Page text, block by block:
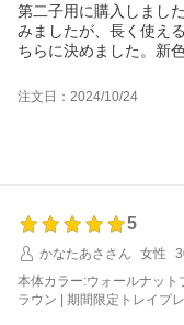
第二子用に購入しまし
みましたが、長く使え
ちらに決めました。新
注文日：2024/10/24
5
かなたあささん
女性
本体カラー:ウォールナッ
ラウン | 期間限定トレイプ